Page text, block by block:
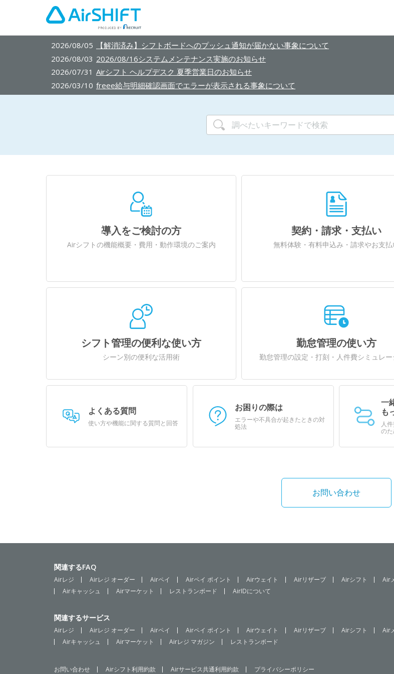
2026/08/05
【解消済み】シフトボードへのプッシュ通知が届かない事象について
2026/08/03 2026/08/16システムメンテナンス実施のお知らせ
2026/07/31 Airシフト ヘルプデスク 夏季営業日のお知らせ
2026/03/10 freee給与明細確認画面でエラーが表示される事象について
導入をご検討の方
Airシフトの機能概要・費用・動作環境のご案内
契約・請求・支払い
無料体験・有料申込み・請求やお支払
シフト管理の便利な使い方
シーン別の便利な活用術
勤怠管理の使い方
勤怠管理の設定・打刻・人件費シミュレー
よくある質問
使い方や機能に関する質問と回答
お困りの際は
エラーや不具合が起きたときの対
処法
一
も
人
の
お問い合わせ
関連するFAQ
Airレジ Airレジ オーダー Airペイ Airペイ ポイント Airウェイト Airリザーブ Airシフト Air
Airキャッシュ
Airマーケット レストランボード AirIDについて
関連するサービス
Airレジ Airレジ オーダー Airペイ Airペイ ポイント Airウェイト Airリザーブ Airシフト Air
Airキャッシュ
Airマーケット Airレジ マガジン レストランボード
お問い合わせ Airシフト利用約款 Airサービス共通利用約款 プライバシーポリシー